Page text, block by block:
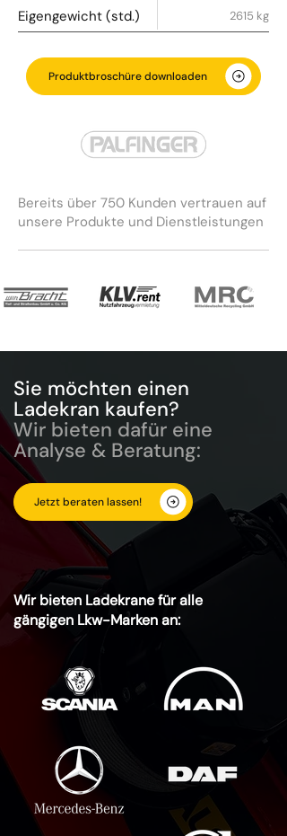
Eigengewicht (std.)
2615 kg
Bereits über 750 Kunden vertrauen auf
unsere Produkte und Dienstleistungen
Produktbroschüre downloaden
Sie möchten einen
Ladekran kaufen?
Wir bieten dafür eine
Analyse & Beratung:
Jetzt beraten lassen!
Wir bieten Ladekrane für alle
gängigen Lkw-Marken an: